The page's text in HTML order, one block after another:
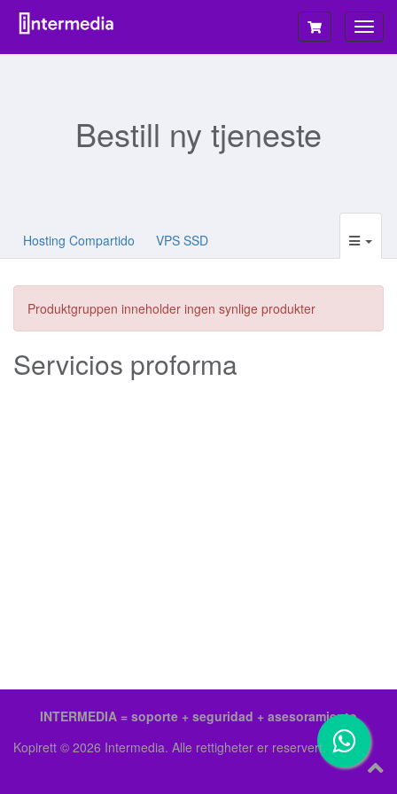
Bytt
Bestill ny tjeneste
Hosting Compartido VPS SSD
Produktgruppen inneholder ingen synlige produkter
Servicios proforma
INTERMEDIA = soporte + seguridad + asesoramiento
Kopirett © 2026 Intermedia. Alle rettigheter er reservert.